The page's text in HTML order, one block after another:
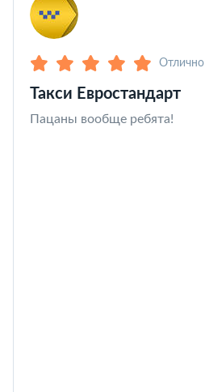
Отлично
Такси Евростандарт
Пацаны вообще ребята!